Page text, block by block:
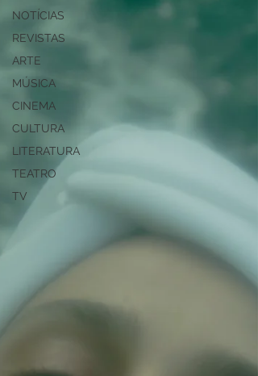
NOTÍCIAS
REVISTAS
ARTE
MÚSICA
CINEMA
CULTURA
LITERATURA
TEATRO
TV